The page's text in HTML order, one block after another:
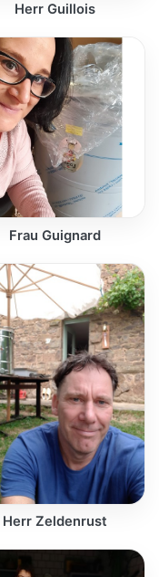
Herr Guillois
Frau Guignard
Herr Zeldenrust